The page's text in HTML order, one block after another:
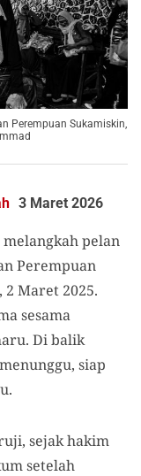
Perempuan Sukamiskin,
3 Maret 2026
pelan
Perempuan
2 Maret 2025.
sesama
Di balik
siap
sejak hakim
setelah